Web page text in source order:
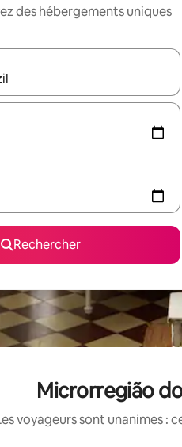
des hébergements uniques
s'affichent, utilisez les flèches
Rechercher
Microrregião
voyageurs sont unanimes :